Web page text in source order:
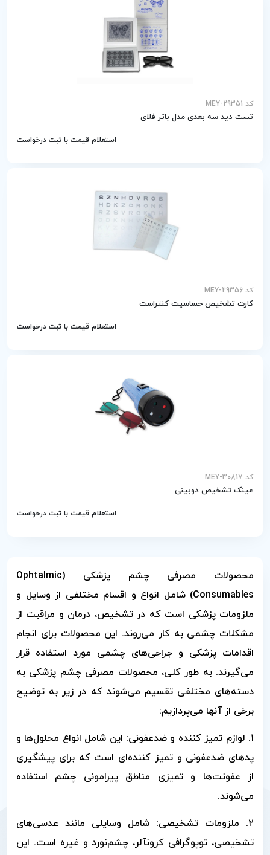
کد MEY-29351
تست دید سه بعدی مدل باتر فلای
استعلام قیمت با ثبت درخواست
کد MEY-29356
کارت تشخیص حساسیت کنتراست
استعلام قیمت با ثبت درخواست
کد MEY-30817
عینک تشخیص دوبینی
استعلام قیمت با ثبت درخواست
محصولات مصرفی چشم پزشکی (Ophtalmic
Consumables) شامل انواع و اقسام مختلفی از وسایل و
ملزومات پزشکی است که در تشخیص، درمان و مراقبت از
مشکلات چشمی به کار می‌روند. این محصولات برای انجام
اقدامات پزشکی و جراحی‌های چشمی مورد استفاده قرار
می‌گیرند. به طور کلی، محصولات مصرفی چشم پزشکی به
دسته‌های مختلفی تقسیم می‌شوند که در زیر به توضیح
برخی از آنها می‌پردازیم:
۱. لوازم تمیز کننده و ضدعفونی: این شامل انواع محلول‌ها و
پد‌های ضدعفونی و تمیز کننده‌ای است که برای پیشگیری
از عفونت‌ها و تمیزی مناطق پیرامونی چشم استفاده
می‌شوند.
۲. ملزومات تشخیصی: شامل وسایلی مانند عدسی‌های
تشخیصی، توپوگرافی کرونآلر، چشم‌نورد و غیره است. این